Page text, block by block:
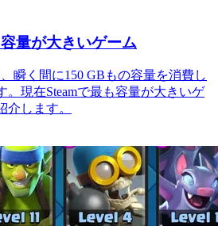
量が大きいゲーム
瞬く間に150 GBもの容量を消費し
。現在Steamで最も容量が大きいゲ
介します。